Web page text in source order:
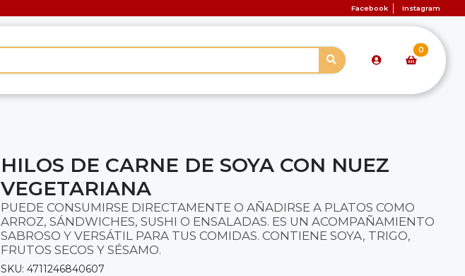
Facebook Instagram
0
HILOS DE CARNE DE SOYA CON NUEZ
VEGETARIANA
PUEDE CONSUMIRSE DIRECTAMENTE O AÑADIRSE A PLATOS COMO
ARROZ, SÁNDWICHES, SUSHI O ENSALADAS. ES UN ACOMPAÑAMIENTO
SABROSO Y VERSÁTIL PARA TUS COMIDAS. CONTIENE SOYA, TRIGO,
FRUTOS SECOS Y SÉSAMO.
SKU: 4711246840607